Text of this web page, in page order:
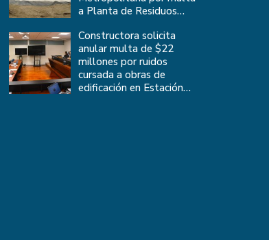
a Planta de Residuos
ubicada en Colbún
Constructora solicita
anular multa de $22
millones por ruidos
cursada a obras de
edificación en Estación